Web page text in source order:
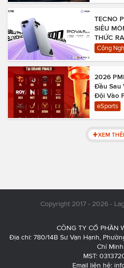
TECNO
SIÊU
THỨC
Công
2026
Đầu Sau
Đội Vào
eSports
XEM
Copyright 2017 - 2026 -
CÔNG TY CỔ PHẦN
Địa chỉ: 780/14B Sư Vạn Hạnh,
Chí Minh
MST:
Email liên hệ: